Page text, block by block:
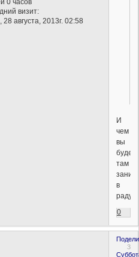
0 часов
визит:
августа, 2013г. 02:58
И
чем
вы
там
в
0
3